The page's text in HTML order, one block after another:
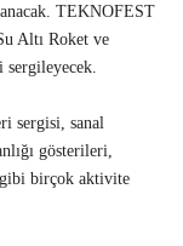
TEKNOFEST
Altı Roket ve
sergileyecek.
sergisi, sanal
gösterileri,
gibi birçok aktivite